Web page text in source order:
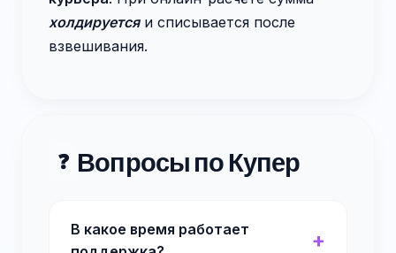
холдируетсяи списывается после
взвешивания.
❓ Вопросы по Купер
В какое время работает